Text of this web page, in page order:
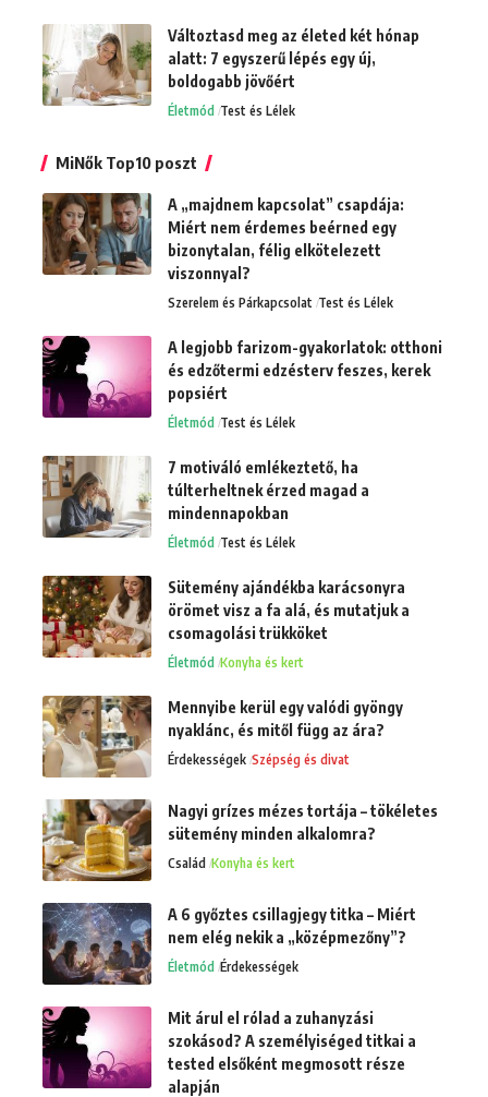
Változtasd meg az életed két hónap
alatt: 7 egyszerű lépés egy új,
boldogabb jövőért
Életmód Test és Lélek
MiNők Top10 poszt
A „majdnem kapcsolat” csapdája:
Miért nem érdemes beérned egy
bizonytalan, félig elkötelezett
viszonnyal?
Szerelem és Párkapcsolat Test és Lélek
A legjobb farizom-gyakorlatok: otthoni
és edzőtermi edzésterv feszes, kerek
popsiért
Életmód Test és Lélek
7 motiváló emlékeztető, ha
túlterheltnek érzed magad a
mindennapokban
Életmód Test és Lélek
Sütemény ajándékba karácsonyra
örömet visz a fa alá, és mutatjuk a
csomagolási trükköket
Életmód Konyha és kert
Mennyibe kerül egy valódi gyöngy
nyaklánc, és mitől függ az ára?
Érdekességek Szépség és divat
Nagyi grízes mézes tortája – tökéletes
sütemény minden alkalomra?
Család Konyha és kert
A 6 győztes csillagjegy titka – Miért
nem elég nekik a „középmezőny”?
Életmód Érdekességek
Mit árul el rólad a zuhanyzási
szokásod? A személyiséged titkai a
tested elsőként megmosott része
alapján